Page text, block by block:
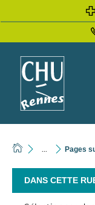
... Pages
DANS CETTE